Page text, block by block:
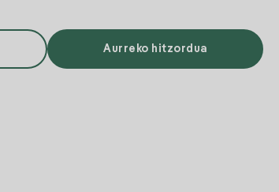
Aurreko hitzordua